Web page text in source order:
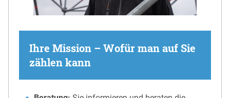
Ihre Mission – Wofür man auf Sie
zählen kann